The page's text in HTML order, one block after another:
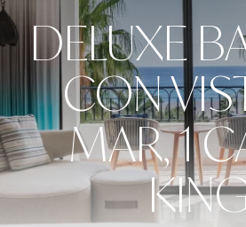
DELUXE
CON
MAR, 1